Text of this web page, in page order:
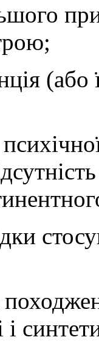
(або